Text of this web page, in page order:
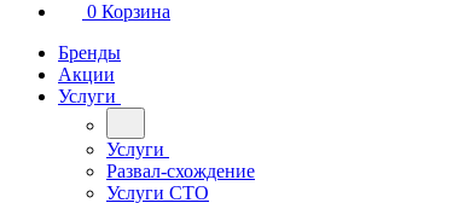
0 Корзина
Бренды
Акции
Услуги
Услуги
Развал-схождение
Услуги СТО